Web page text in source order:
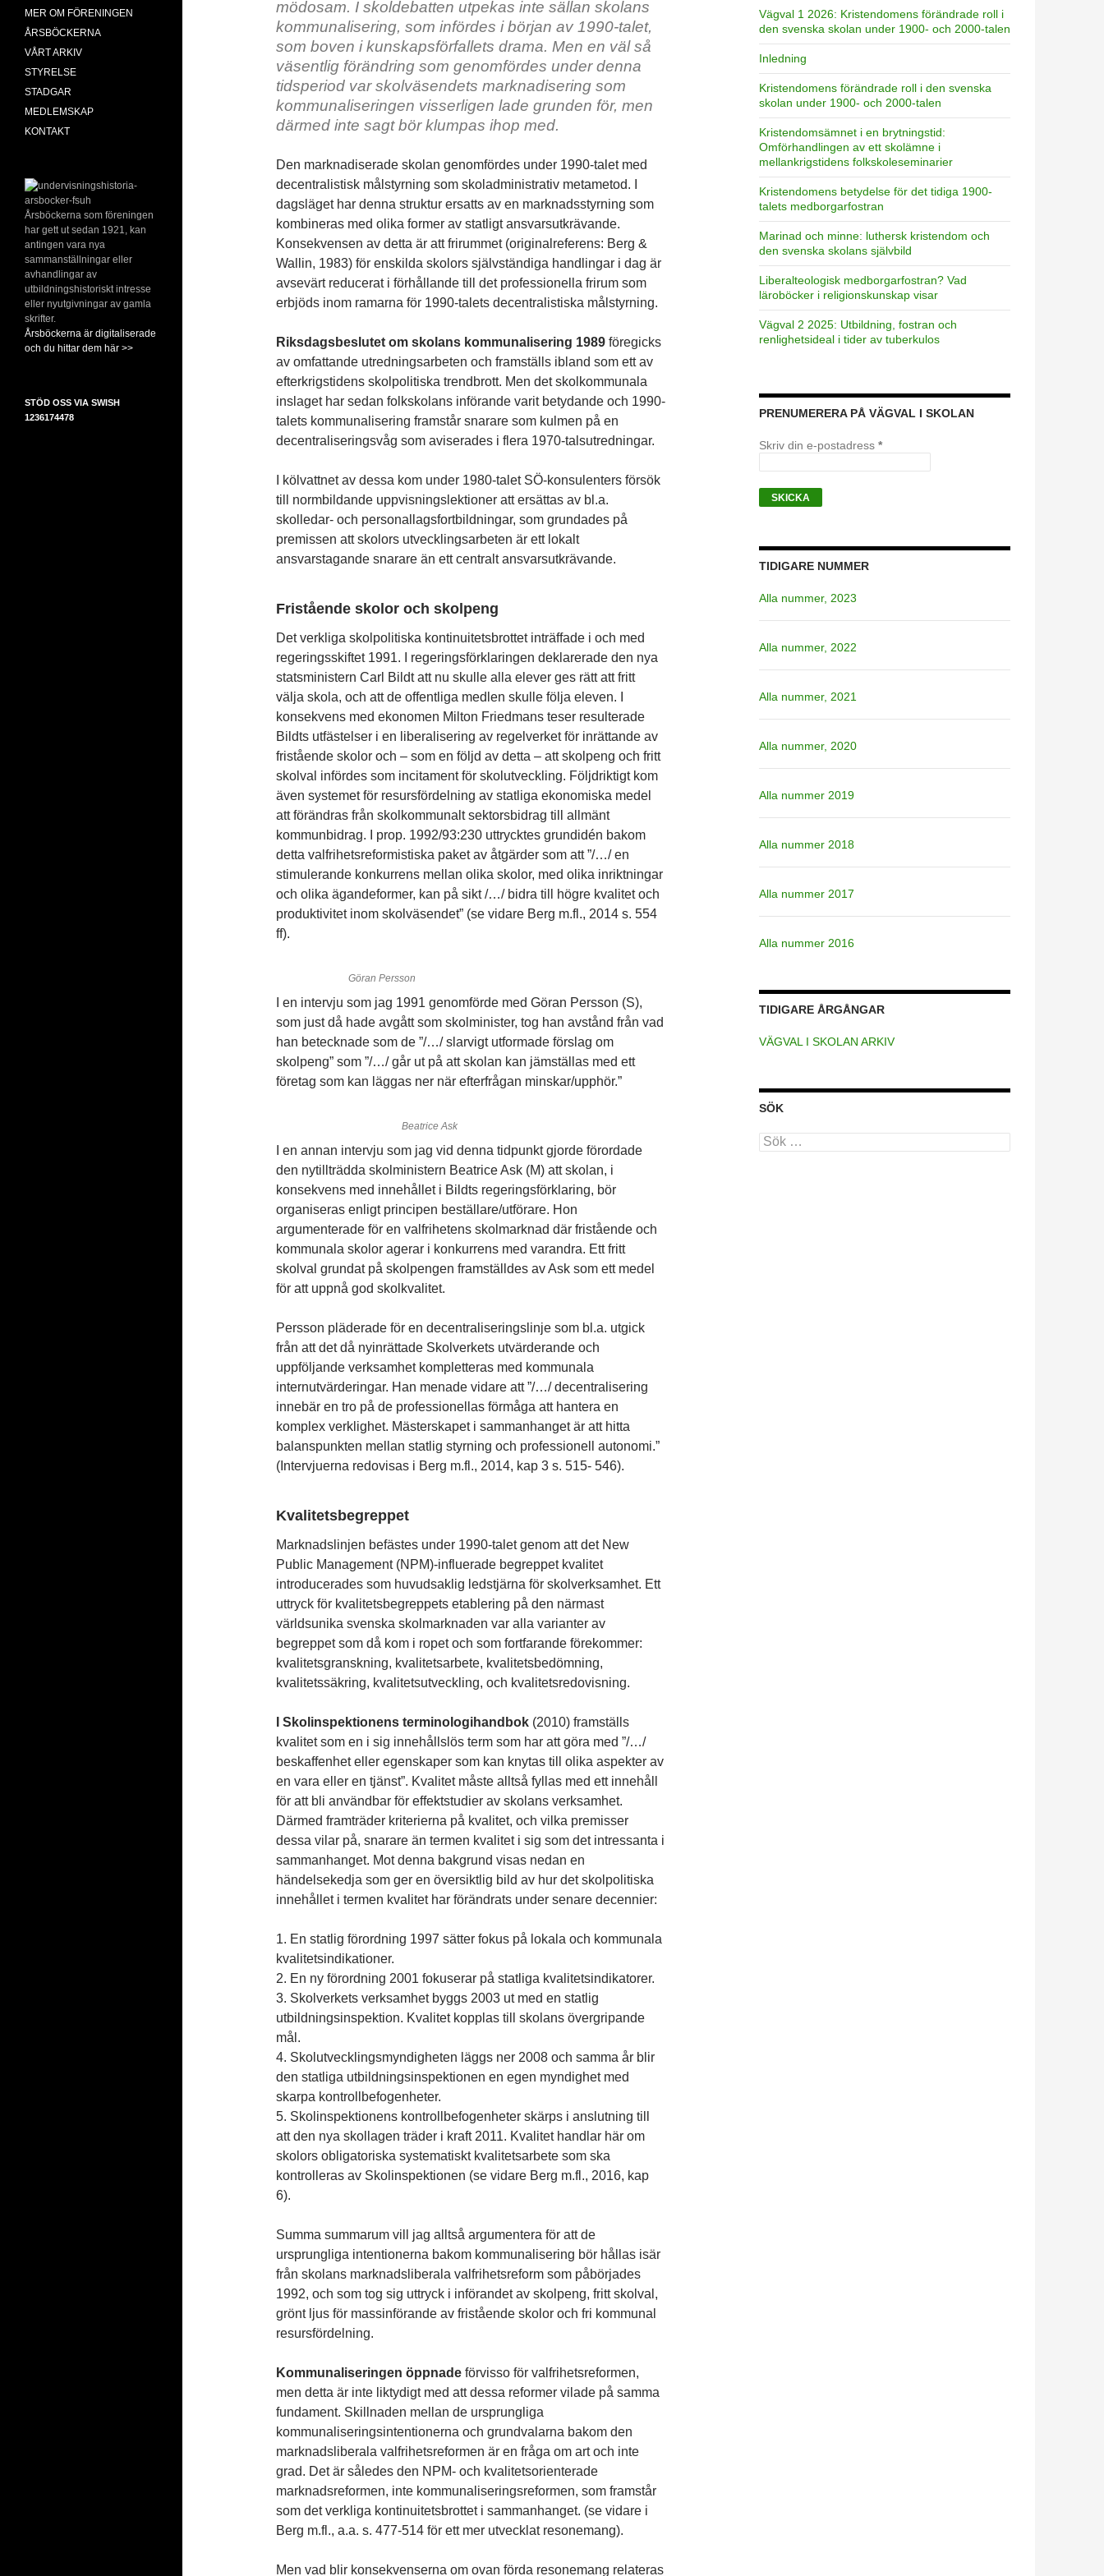
mödosam. I skoldebatten utpekas inte sällan skolans
kommunalisering, som infördes i början av 1990-talet,
som boven i kunskapsförfallets drama. Men en väl så
väsentlig förändring som genomfördes under denna
tidsperiod var skolväsendets marknadisering som
kommunaliseringen visserligen lade grunden för, men
därmed inte sagt bör klumpas ihop med.
Den marknadiserade skolan genomfördes under 1990-talet med
decentralistisk målstyrning som skoladministrativ metametod. I
dagsläget har denna struktur ersatts av en marknadsstyrning som
kombineras med olika former av statligt ansvarsutkrävande.
Konsekvensen av detta är att frirummet (originalreferens: Berg &
Wallin, 1983) för enskilda skolors självständiga handlingar i dag är
avsevärt reducerat i förhållande till det professionella frirum som
erbjöds inom ramarna för 1990-talets decentralistiska målstyrning.
Riksdagsbeslutet om skolans kommunalisering 1989 föregicks
av omfattande utredningsarbeten och framställs ibland som ett av
efterkrigstidens skolpolitiska trendbrott. Men det skolkommunala
inslaget har sedan folkskolans införande varit betydande och 1990-
talets kommunalisering framstår snarare som kulmen på en
decentraliseringsvåg som aviserades i flera 1970-talsutredningar.
I kölvattnet av dessa kom under 1980-talet SÖ-konsulenters försök
till normbildande uppvisningslektioner att ersättas av bl.a.
skolledar- och personallagsfortbildningar, som grundades på
premissen att skolors utvecklingsarbeten är ett lokalt
ansvarstagande snarare än ett centralt ansvarsutkrävande.
Fristående skolor och skolpeng
Det verkliga skolpolitiska kontinuitetsbrottet inträffade i och med
regeringsskiftet 1991. I regeringsförklaringen deklarerade den nya
statsministern Carl Bildt att nu skulle alla elever ges rätt att fritt
välja skola, och att de offentliga medlen skulle följa eleven. I
konsekvens med ekonomen Milton Friedmans teser resulterade
Bildts utfästelser i en liberalisering av regelverket för inrättande av
fristående skolor och – som en följd av detta – att skolpeng och fritt
skolval infördes som incitament för skolutveckling. Följdriktigt kom
även systemet för resursfördelning av statliga ekonomiska medel
att förändras från skolkommunalt sektorsbidrag till allmänt
kommunbidrag. I prop. 1992/93:230 uttrycktes grundidén bakom
detta valfrihetsreformistiska paket av åtgärder som att ”/…/ en
stimulerande konkurrens mellan olika skolor, med olika inriktningar
och olika ägandeformer, kan på sikt /…/ bidra till högre kvalitet och
produktivitet inom skolväsendet” (se vidare Berg m.fl., 2014 s. 554
ff).
Göran Persson
I en intervju som jag 1991 genomförde med Göran Persson (S),
som just då hade avgått som skolminister, tog han avstånd från vad
han betecknade som de ”/…/ slarvigt utformade förslag om
skolpeng” som ”/…/ går ut på att skolan kan jämställas med ett
företag som kan läggas ner när efterfrågan minskar/upphör.”
Beatrice Ask
I en annan intervju som jag vid denna tidpunkt gjorde förordade
den nytillträdda skolministern Beatrice Ask (M) att skolan, i
konsekvens med innehållet i Bildts regeringsförklaring, bör
organiseras enligt principen beställare/utförare. Hon
argumenterade för en valfrihetens skolmarknad där fristående och
kommunala skolor agerar i konkurrens med varandra. Ett fritt
skolval grundat på skolpengen framställdes av Ask som ett medel
för att uppnå god skolkvalitet.
Persson pläderade för en decentraliseringslinje som bl.a. utgick
från att det då nyinrättade Skolverkets utvärderande och
uppföljande verksamhet kompletteras med kommunala
internutvärderingar. Han menade vidare att ”/…/ decentralisering
innebär en tro på de professionellas förmåga att hantera en
komplex verklighet. Mästerskapet i sammanhanget är att hitta
balanspunkten mellan statlig styrning och professionell autonomi.”
(Intervjuerna redovisas i Berg m.fl., 2014, kap 3 s. 515- 546).
Kvalitetsbegreppet
Marknadslinjen befästes under 1990-talet genom att det New
Public Management (NPM)-influerade begreppet kvalitet
introducerades som huvudsaklig ledstjärna för skolverksamhet. Ett
uttryck för kvalitetsbegreppets etablering på den närmast
världsunika svenska skolmarknaden var alla varianter av
begreppet som då kom i ropet och som fortfarande förekommer:
kvalitetsgranskning, kvalitetsarbete, kvalitetsbedömning,
kvalitetssäkring, kvalitetsutveckling, och kvalitetsredovisning.
I Skolinspektionens terminologihandbok (2010) framställs
kvalitet som en i sig innehållslös term som har att göra med ”/…/
beskaffenhet eller egenskaper som kan knytas till olika aspekter av
en vara eller en tjänst”. Kvalitet måste alltså fyllas med ett innehåll
för att bli användbar för effektstudier av skolans verksamhet.
Därmed framträder kriterierna på kvalitet, och vilka premisser
dessa vilar på, snarare än termen kvalitet i sig som det intressanta i
sammanhanget. Mot denna bakgrund visas nedan en
händelsekedja som ger en översiktlig bild av hur det skolpolitiska
innehållet i termen kvalitet har förändrats under senare decennier:
1. En statlig förordning 1997 sätter fokus på lokala och kommunala
kvalitetsindikationer.
2. En ny förordning 2001 fokuserar på statliga kvalitetsindikatorer.
3. Skolverkets verksamhet byggs 2003 ut med en statlig
utbildningsinspektion. Kvalitet kopplas till skolans övergripande
mål.
4. Skolutvecklingsmyndigheten läggs ner 2008 och samma år blir
den statliga utbildningsinspektionen en egen myndighet med
skarpa kontrollbefogenheter.
5. Skolinspektionens kontrollbefogenheter skärps i anslutning till
att den nya skollagen träder i kraft 2011. Kvalitet handlar här om
skolors obligatoriska systematiskt kvalitetsarbete som ska
kontrolleras av Skolinspektionen (se vidare Berg m.fl., 2016, kap
6).
Summa summarum vill jag alltså argumentera för att de
ursprungliga intentionerna bakom kommunalisering bör hållas isär
från skolans marknadsliberala valfrihetsreform som påbörjades
1992, och som tog sig uttryck i införandet av skolpeng, fritt skolval,
grönt ljus för massinförande av fristående skolor och fri kommunal
resursfördelning.
Kommunaliseringen öppnade förvisso för valfrihetsreformen,
men detta är inte liktydigt med att dessa reformer vilade på samma
fundament. Skillnaden mellan de ursprungliga
kommunaliseringsintentionerna och grundvalarna bakom den
marknadsliberala valfrihetsreformen är en fråga om art och inte
grad. Det är således den NPM- och kvalitetsorienterade
marknadsreformen, inte kommunaliseringsreformen, som framstår
som det verkliga kontinuitetsbrottet i sammanhanget. (se vidare i
Berg m.fl., a.a. s. 477-514 för ett mer utvecklat resonemang).
Men vad blir konsekvenserna om ovan förda resonemang relateras
Vägval 1 2026: Kristendomens förändrade roll i
den svenska skolan under 1900- och 2000-talen
Inledning
Kristendomens förändrade roll i den svenska
skolan under 1900- och 2000-talen
Kristendomsämnet i en brytningstid:
Omförhandlingen av ett skolämne i
mellankrigstidens folkskoleseminarier
Kristendomens betydelse för det tidiga 1900-
talets medborgarfostran
Marinad och minne: luthersk kristendom och
den svenska skolans självbild
Liberalteologisk medborgarfostran? Vad
läroböcker i religionskunskap visar
Vägval 2 2025: Utbildning, fostran och
renlighetsideal i tider av tuberkulos
PRENUMERERA PÅ VÄGVAL I SKOLAN
Skriv din e-postadress *
TIDIGARE NUMMER
Alla nummer, 2023
Alla nummer, 2022
Alla nummer, 2021
Alla nummer, 2020
Alla nummer 2019
Alla nummer 2018
Alla nummer 2017
Alla nummer 2016
TIDIGARE ÅRGÅNGAR
VÄGVAL I SKOLAN ARKIV
SÖK
Sök
efter:
MER OM FÖRENINGEN
ÅRSBÖCKERNA
VÅRT ARKIV
STYRELSE
STADGAR
MEDLEMSKAP
KONTAKT
Årsböckerna som föreningen
har gett ut sedan 1921, kan
antingen vara nya
sammanställningar eller
avhandlingar av
utbildningshistoriskt intresse
eller nyutgivningar av gamla
skrifter.
Årsböckerna är digitaliserade
och du hittar dem här >>
STÖD OSS VIA SWISH
1236174478